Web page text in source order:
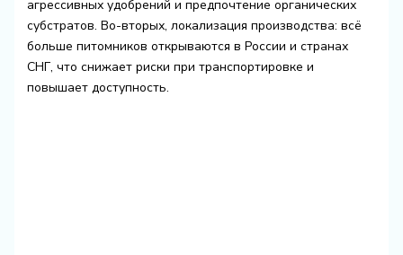
агрессивных удобрений и предпочтение органических
субстратов. Во-вторых, локализация производства: всё
больше питомников открываются в России и странах
СНГ, что снижает риски при транспортировке и
повышает доступность.